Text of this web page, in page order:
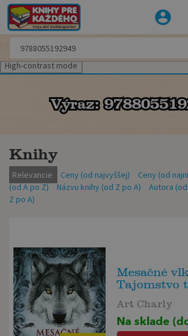
High-contrast mode
Výraz:
Výraz:
Knihy
Relevancie Ceny (od najvyššej) Ceny (od
(od A po Z) Názvu knihy (od Z po A) Autora
Z po A)
Mesačné
Tajomstvo
Art Charly
Na sklade